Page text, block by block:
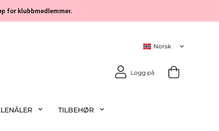
for klubbmedlemmer.
Logg på
TILBEHØR